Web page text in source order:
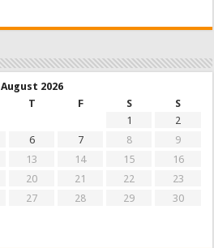
August 2026
T F S
S
1
2
6 7 8
9
13 14 15
16
20 21 22
23
27 28 29
30